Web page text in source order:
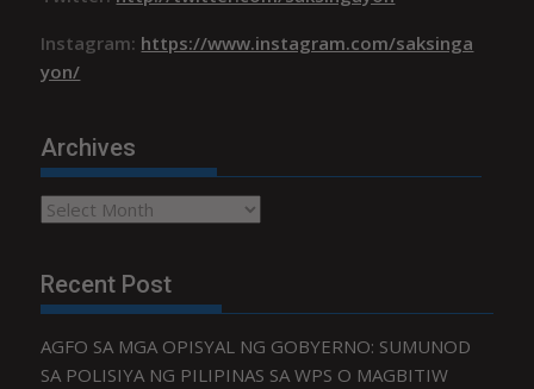
Instagram: https://www.instagram.com/saksinga
yon/
Archives
Archives
Recent Post
AGFO SA MGA OPISYAL NG GOBYERNO: SUMUNOD
SA POLISIYA NG PILIPINAS SA WPS O MAGBITIW